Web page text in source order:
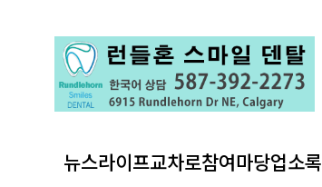
뉴스라이프교차로참여마당업소록